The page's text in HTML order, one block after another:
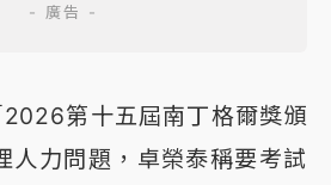
第十五屆南丁格爾獎頒
人力問題，卓榮泰稱要考試